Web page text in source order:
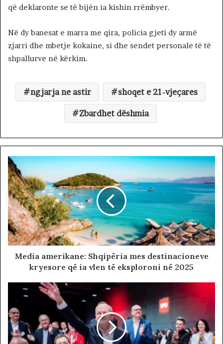
që deklaronte se të bijën ia kishin rrëmbyer.
Në dy banesat e marra me qira, policia gjeti dy armë
zjarri dhe mbetje kokaine, si dhe sendet personale të të
shpallurve në kërkim.
ngjarja ne astir shoqet e 21-vjeçares
Zbardhet dëshmia
Media amerikane: Shqipëria mes destinacioneve
kryesore që ia vlen të eksploroni në 2025